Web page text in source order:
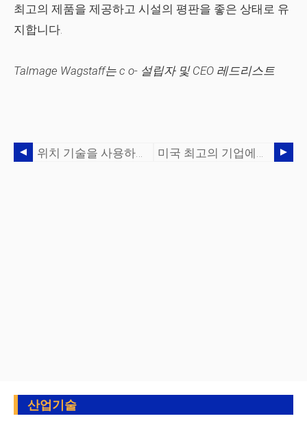
최고의 제품을 제공하고 시설의 평판을 좋은 상태로 유
지합니다.
Talmage Wagstaff는 c o- 설립자 및 CEO 레드리스트
위치 기술을 사용하여 진정한 공급망 가시성 확보 미국 최고의 기업에서 공급망에 대한 인식이 높아지고 있습니다
산업기술